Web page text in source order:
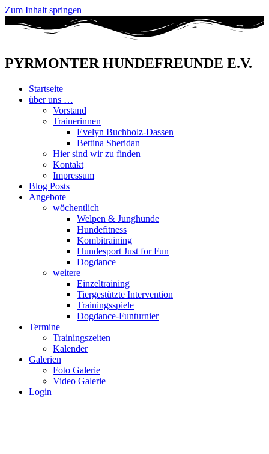
Zum Inhalt springen
PYRMONTER HUNDEFREUNDE E.V.
Startseite
über uns …
Vorstand
Trainerinnen
Evelyn Buchholz-Dassen
Bettina Sheridan
Hier sind wir zu finden
Kontakt
Impressum
Blog Posts
Angebote
wöchentlich
Welpen & Junghunde
Hundefitness
Kombitraining
Hundesport Just for Fun
Dogdance
weitere
Einzeltraining
Tiergestützte Intervention
Trainingsspiele
Dogdance-Funturnier
Termine
Trainingszeiten
Kalender
Galerien
Foto Galerie
Video Galerie
Login